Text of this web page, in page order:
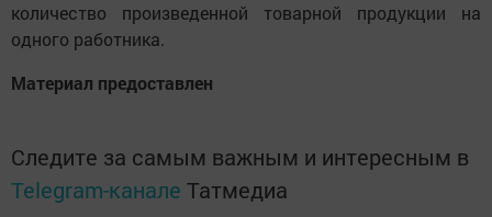
количество произведенной товарной продукции на
одного работника.
Материал предоставлен
Следите за самым важным и интересным в
Telegram-канале Татмедиа